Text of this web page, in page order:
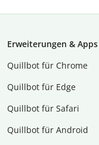
Erweiterungen & Apps
Quillbot für Chrome
Quillbot für Edge
Quillbot für Safari
Quillbot für Android